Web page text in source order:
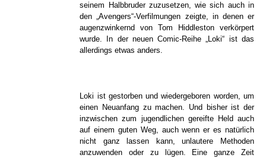
seinem Halbbruder zuzusetzen, wie sich auch in
den „Avengers“-Verfilmungen zeigte, in denen er
augenzwinkernd von Tom Hiddleston verkörpert
wurde. In der neuen Comic-Reihe „Loki“ ist das
allerdings etwas anders.
Loki ist gestorben und wiedergeboren worden, um
einen Neuanfang zu machen. Und bisher ist der
inzwischen zum jugendlichen gereifte Held auch
auf einem guten Weg, auch wenn er es natürlich
nicht ganz lassen kann, unlautere Methoden
anzuwenden oder zu lügen. Eine ganze Zeit